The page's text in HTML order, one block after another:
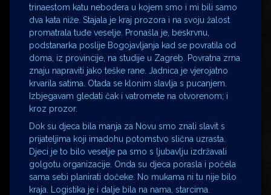
trinaestom katu nebodera u kojem smo i mi bili samo
dva kata niže. Stajala je kraj prozora i na svoju žalost
promatrala tuđe veselje. Pronašla je, beskrvnu,
podstanarka poslije Bogojavljanja kad se povratila od
doma, iz provincije, na studije u Zagreb. Povratna zrna
znaju napraviti jako teške rane. Jadnica je vjerojatno
krvarila satima. Otada se klonim slavlja s pucanjem.
Izbjegavam gledati čak i vatromete na otvorenom; i
kroz prozor.
Dok su djeca bila manja za Novu smo znali slavit s
prijateljima koji imadohu potomstvo slična uzrasta.
Djeci je to bilo veselje pa smo s ljubavlju izdržavali
golgotu organizacije. Onda su djeca porasla i počela
sama sebi planirati dočeke. No mukama ni tu nije bilo
kraja. Logistika je i dalje bila na nama, starcima.